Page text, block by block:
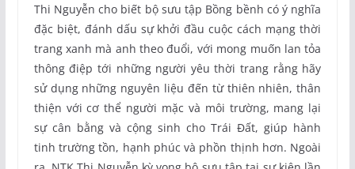
Thi Nguyễn cho biết bộ sưu tập Bồng bềnh có ý nghĩa
đặc biệt, đánh dấu sự khởi đầu cuộc cách mạng thời
trang xanh mà anh theo đuổi, với mong muốn lan tỏa
thông điệp tới những người yêu thời trang rằng hãy
sử dụng những nguyên liệu đến từ thiên nhiên, thân
thiện với cơ thể người mặc và môi trường, mang lại
sự cân bằng và cộng sinh cho Trái Đất, giúp hành
tinh trường tồn, hạnh phúc và phồn thịnh hơn. Ngoài